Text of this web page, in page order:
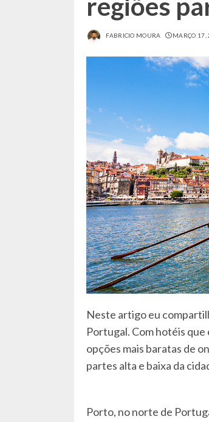
regiões
FABRICIO MOURA MARÇO 17,
Neste artigo eu
Portugal. Com hotéis que
opções mais baratas de
partes alta e baixa da
Porto, no norte de